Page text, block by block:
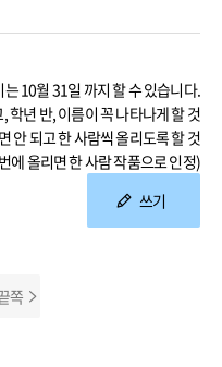
10월 31일 까지 할 수 있습니다.
학년 반, 이름이 꼭 나타나게 할 것
안 되고 한 사람씩 올리도록 할 것
에 올리면 한 사람 작품으로 인정)
쓰기
쪽